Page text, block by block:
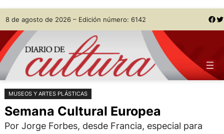
Saltar
al
contenido
Skip
to
content
8 de agosto de 2026 – Edición número: 6142 Facebook Twitter
MUSEOS Y ARTES PLÁSTICAS
Semana Cultural Europea
Por Jorge Forbes, desde Francia, especial para